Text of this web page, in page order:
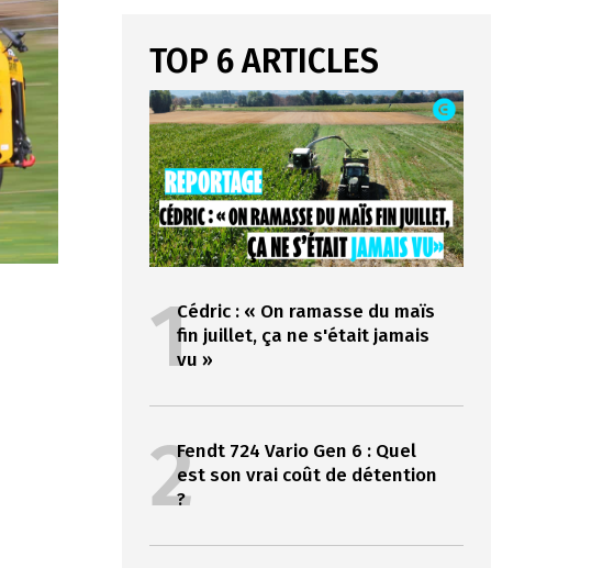
TOP 6 ARTICLES
1Cédric : « On ramasse du maïs
fin juillet, ça ne s'était jamais
vu »
2Fendt 724 Vario Gen 6 : Quel
est son vrai coût de détention
?